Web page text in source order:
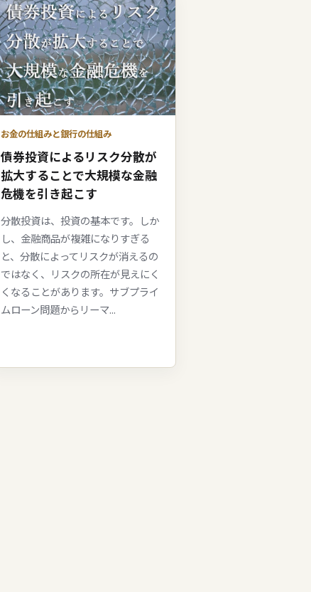
お金の仕組みと銀行の仕組み
債券投資によるリスク分散が
拡大することで大規模な金融
危機を引き起こす
分散投資は、投資の基本です。しか
し、金融商品が複雑になりすぎる
と、分散によってリスクが消えるの
ではなく、リスクの所在が見えにく
くなることがあります。サブプライ
ムローン問題からリーマ...